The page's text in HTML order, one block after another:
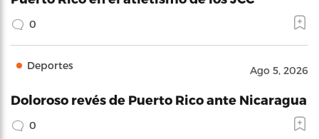
0
Deportes Ago 5, 2026
Doloroso revés de Puerto Rico ante Nicaragua
0